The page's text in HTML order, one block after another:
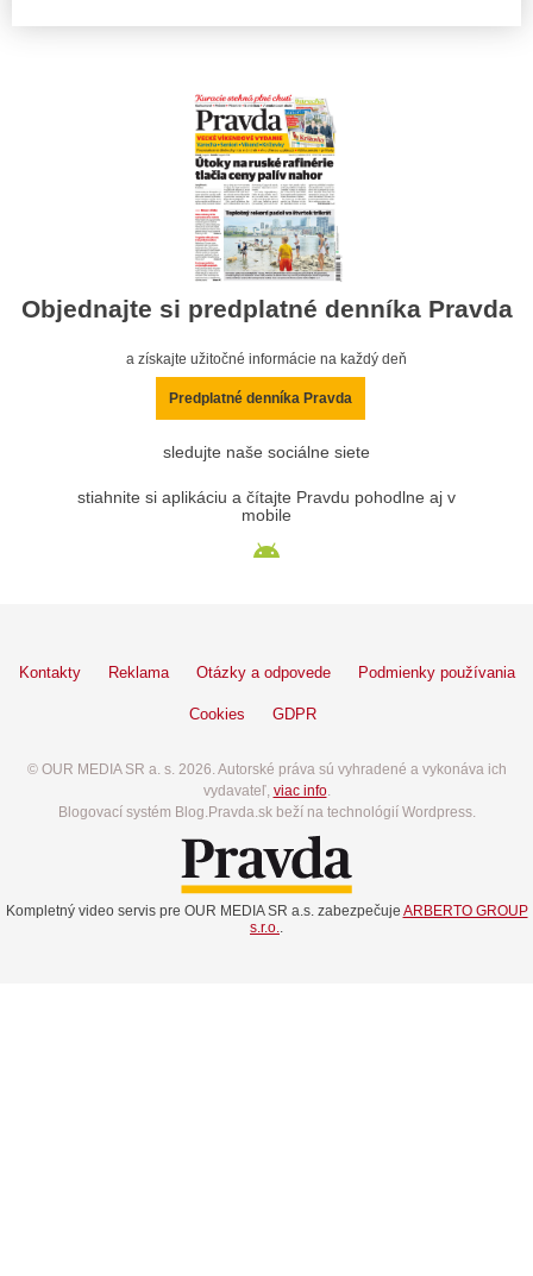
Objednajte si predplatné denníka Pravda
a získajte užitočné informácie na každý deň
Predplatné denníka Pravda
sledujte naše sociálne siete
stiahnite si aplikáciu a čítajte Pravdu pohodlne aj v
mobile
Kontakty Reklama Otázky a odpovede Podmienky používania
Cookies GDPR
© OUR MEDIA SR a. s. 2026. Autorské práva sú vyhradené a vykonáva ich
vydavateľ, viac info.
Blogovací systém Blog.Pravda.sk beží na technológií Wordpress.
Kompletný video servis pre OUR MEDIA SR a.s. zabezpečuje ARBERTO GROUP
s.r.o..